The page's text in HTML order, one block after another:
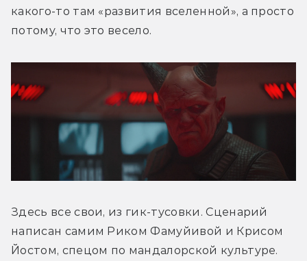
какого-то там «развития вселенной», а просто
потому, что это весело.
Здесь все свои, из гик-тусовки. Сценарий
написан самим Риком Фамуйивой и Крисом
Йостом, спецом по мандалорской культуре.